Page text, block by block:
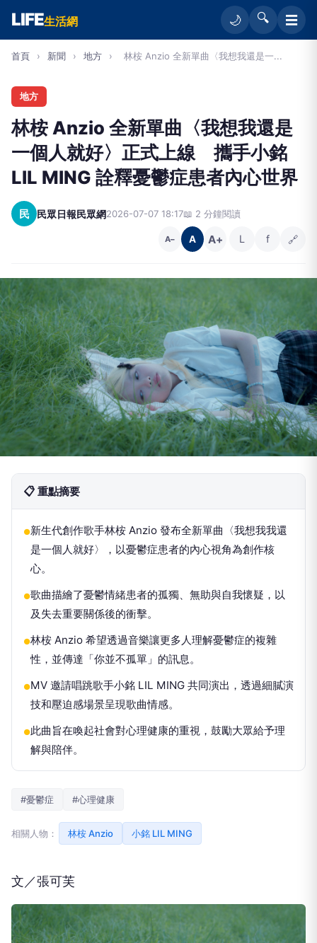
LIFE生活網 🌙 🔍 ☰
首頁 › 新聞 › 地方 › 林桉 Anzio 全新單曲〈我想我還是一...
地方
林桉 Anzio 全新單曲〈我想我還是
一個人就好〉正式上線 攜手小銘
LIL MING 詮釋憂鬱症患者內心世界
民 民眾日報民眾網2026-07-07 18:17📖 2 分鐘閱讀
A− A A+ L f 🔗
📋 重點摘要
●新生代創作歌手林桉 Anzio 發布全新單曲〈我想我我還
是一個人就好〉，以憂鬱症患者的內心視角為創作核
心。
●歌曲描繪了憂鬱情緒患者的孤獨、無助與自我懷疑，以
及失去重要關係後的衝擊。
●林桉 Anzio 希望透過音樂讓更多人理解憂鬱症的複雜
性，並傳達「你並不孤單」的訊息。
●MV 邀請唱跳歌手小銘 LIL MING 共同演出，透過細膩演
技和壓迫感場景呈現歌曲情感。
●此曲旨在喚起社會對心理健康的重視，鼓勵大眾給予理
解與陪伴。
#憂鬱症 #心理健康
相關人物： 林桉 Anzio 小銘 LIL MING
文／張可芙